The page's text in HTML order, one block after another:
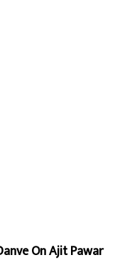
On Ajit Pawar